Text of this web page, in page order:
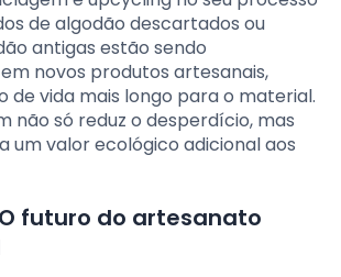
de algodão descartados ou
antigas estão sendo
novos produtos artesanais,
de vida mais longo para o material.
não só reduz o desperdício, mas
um valor ecológico adicional aos
futuro do artesanato